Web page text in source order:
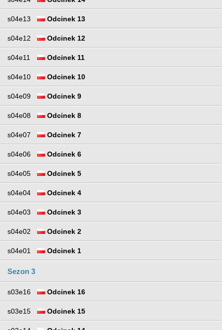
s04e13 Odcinek 13
s04e12 Odcinek 12
s04e11 Odcinek 11
s04e10 Odcinek 10
s04e09 Odcinek 9
s04e08 Odcinek 8
s04e07 Odcinek 7
s04e06 Odcinek 6
s04e05 Odcinek 5
s04e04 Odcinek 4
s04e03 Odcinek 3
s04e02 Odcinek 2
s04e01 Odcinek 1
Sezon 3
s03e16 Odcinek 16
s03e15 Odcinek 15